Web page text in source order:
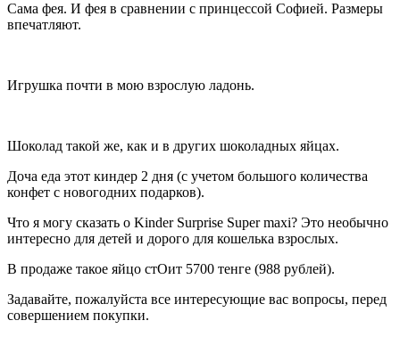
Сама фея. И фея в сравнении с принцессой Софией. Размеры
впечатляют.
Игрушка почти в мою взрослую ладонь.
Шоколад такой же, как и в других шоколадных яйцах.
Доча еда этот киндер 2 дня (с учетом большого количества
конфет с новогодних подарков).
Что я могу сказать о Kinder Surprise Super maxi? Это необычно
интересно для детей и дорого для кошелька взрослых.
В продаже такое яйцо стОит 5700 тенге (988 рублей).
Задавайте, пожалуйста все интересующие вас вопросы, перед
совершением покупки.